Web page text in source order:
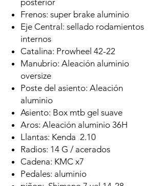
Frenos: super brake aluminio
Eje Central: sellado rodamientos
internos
Catalina: Prowheel 42-22
Manubrio: Aleación aluminio
oversize
Poste del asiento: Aleación
aluminio
Asiento: Box mtb gel suave
Aros: Aleación aluminio 36H
Llantas: Kenda 2.10
Radios: 14 G / acerados
Cadena: KMC x7
Pedales: aluminio